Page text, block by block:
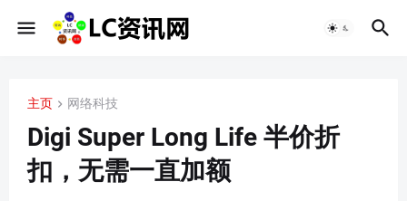
主页 网络科技
Digi Super Long Life 半价折
扣，无需一直加额